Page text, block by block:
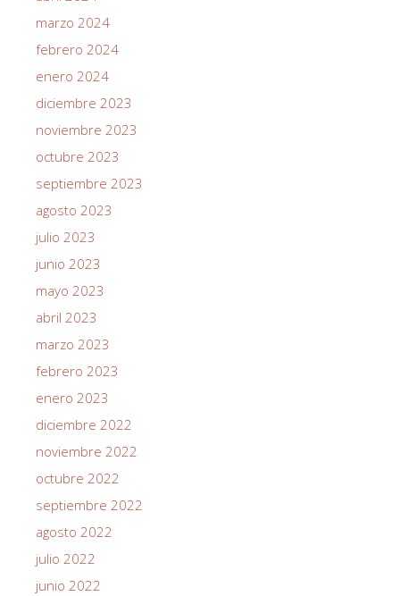
marzo 2024
febrero 2024
enero 2024
diciembre 2023
noviembre 2023
octubre 2023
septiembre 2023
agosto 2023
julio 2023
junio 2023
mayo 2023
abril 2023
marzo 2023
febrero 2023
enero 2023
diciembre 2022
noviembre 2022
octubre 2022
septiembre 2022
agosto 2022
julio 2022
junio 2022